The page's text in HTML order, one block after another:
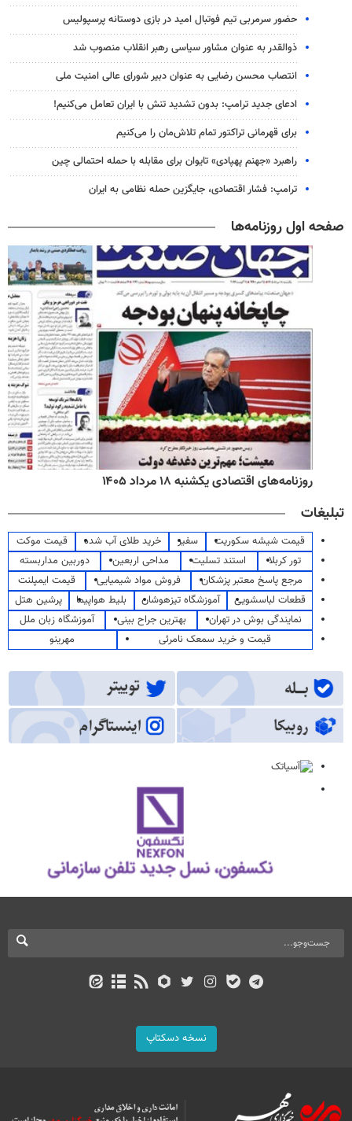
حضور سرمربی تیم فوتبال امید در بازی دوستانه پرسپولیس
ذوالقدر به عنوان مشاور سیاسی رهبر انقلاب منصوب شد
انتصاب محسن رضایی به عنوان دبیر شورای عالی امنیت ملی
ادعای جدید ترامپ: بدون تشدید تنش با ایران تعامل می‌کنیم!
برای قهرمانی تراکتور تمام تلاش‌مان را می‌کنیم
راهبرد «جهنم پهپادی» تایوان برای مقابله با حمله احتمالی چین
ترامپ: فشار اقتصادی، جایگزین حمله نظامی به ایران
صفحه اول روزنامه‌ها
روزنامه‌های اقتصادی یکشنبه ۱۸ مرداد ۱۴۰۵
تبلیغات
قیمت شیشه سکوریت سفیر خرید طلای آب شده
قیمت موکت
تور کربلا
استند تسلیت مداحی اربعین
دوربین مداربسته
مرجع پاسخ معتبر پزشکان
فروش مواد شیمیایی
قیمت ایمپلنت
قطعات لباسشویی
آموزشگاه تیزهوشان بلیط هواپیما
پرشین هتل
نمایندگی بوش در تهران
بهترین جراح بینی
آموزشگاه زبان ملل
قیمت و خرید سمعک نامرئی
مهرینو
نسخه دسکتاپ